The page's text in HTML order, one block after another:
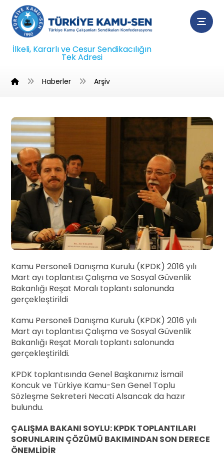
İlkeli, Kararlı ve Cesur Sendikacılığın
Tek Adresi
Haberler Arşiv
Kamu Personeli Danışma Kurulu (KPDK) 2016 yılı
Mart ayı toplantısı Çalışma ve Sosyal Güvenlik
Bakanlığı Reşat Moralı toplantı salonunda
gerçekleştirildi
Kamu Personeli Danışma Kurulu (KPDK) 2016 yılı
Mart ayı toplantısı Çalışma ve Sosyal Güvenlik
Bakanlığı Reşat Moralı toplantı salonunda
gerçekleştirildi.
KPDK toplantısında Genel Başkanımız İsmail
Koncuk ve Türkiye Kamu-Sen Genel Toplu
Sözleşme Sekreteri Necati Alsancak da hazır
bulundu.
ÇALIŞMA BAKANI SOYLU: KPDK TOPLANTILARI
SORUNLARIN ÇÖZÜMÜ BAKIMINDAN SON DERECE
ÖNEMLİDİR